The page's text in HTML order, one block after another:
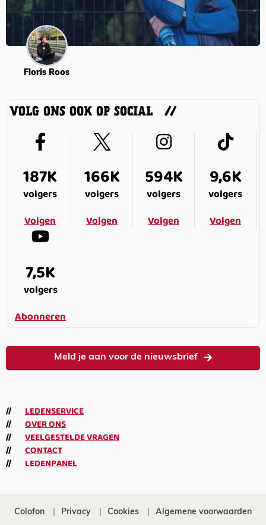
Floris Roos
VOLG ONS OOK OP SOCIAL
187K
volgers
Volgen
166K
volgers
Volgen
594K
volgers
Volgen
9,6K
volgers
Volgen
7,5K
volgers
Abonneren
Meld je aan voor de nieuwsbrief
LEDENSERVICE
OVER ONS
VEELGESTELDE VRAGEN
CONTACT
LEDENPANEL
Colofon Privacy Cookies Algemene voorwaarden